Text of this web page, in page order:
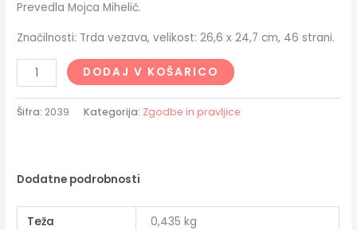
Prevedla Mojca Mihelič.
Značilnosti: Trda vezava, velikost: 26,6 x 24,7 cm, 46 strani.
DODAJ V KOŠARICO
Šifra: 2039 Kategorija: Zgodbe in pravljice
Dodatne podrobnosti
Teža 0,435 kg